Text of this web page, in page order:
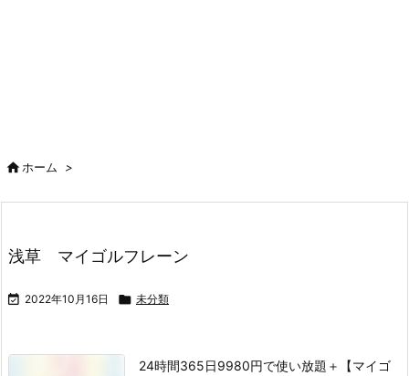
ホーム >
浅草 マイゴルフレーン
 2022年10月16日  未分類
24時間365日9980円で使い放題＋【マイゴ